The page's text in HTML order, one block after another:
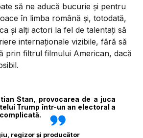
să ne aducă bucurie și pentru
în limba română și, totodată,
și alți actori la fel de talentați să
internaționale vizibile, fără să
prin filtrul filmului American, dacă
Stan, provocarea de a juca
Trump într-un an electoral a
regizor și producător